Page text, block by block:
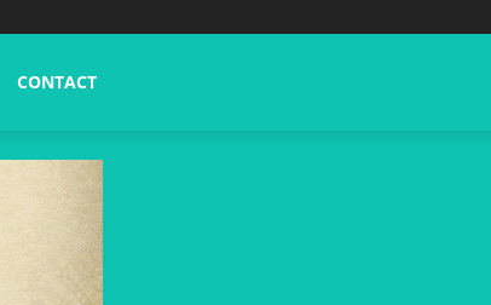
CONTACT